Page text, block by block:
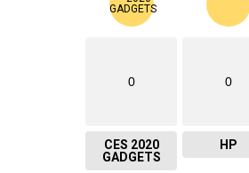
0
CES 2020
GADGETS
0
HP